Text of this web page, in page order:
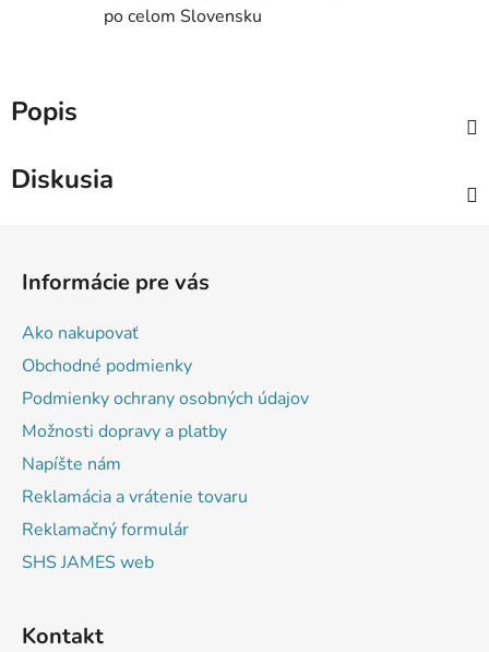
po celom Slovensku
Popis
Diskusia
Informácie pre vás
Ako nakupovať
Obchodné podmienky
Podmienky ochrany osobných údajov
Možnosti dopravy a platby
Napíšte nám
Reklamácia a vrátenie tovaru
Reklamačný formulár
SHS JAMES web
Kontakt